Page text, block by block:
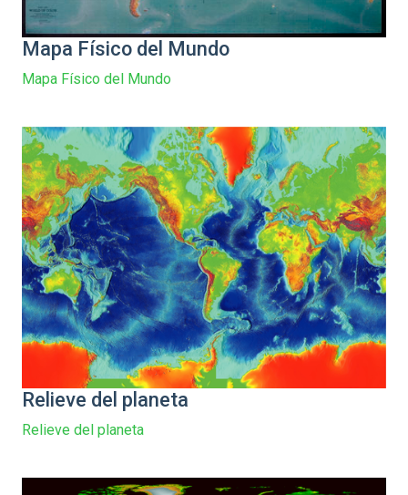
Mapa Físico del Mundo
Mapa Físico del Mundo
Relieve del planeta
Relieve del planeta